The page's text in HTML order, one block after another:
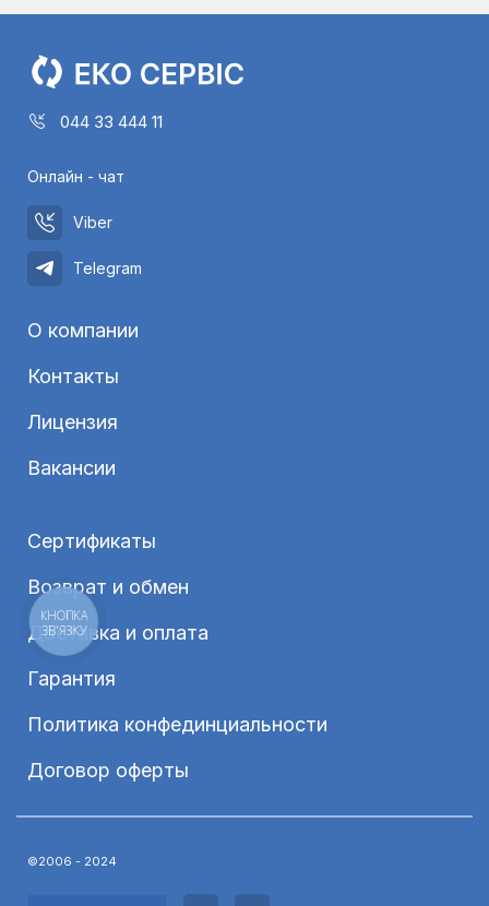
044 33 444 11
Онлайн - чат
Viber
Telegram
О компании
Контакты
Лицензия
Вакансии
Сертификаты
Возврат и обмен
Доставка и оплата
Гарантия
Политика конфединциальности
Договор оферты
©2006 - 2024
КНОПКА
ЗВ'ЯЗКУ